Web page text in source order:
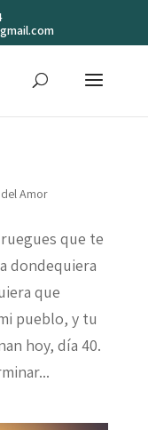
Amor
que te
dondequiera
que
pueblo, y tu
hoy, día 40.